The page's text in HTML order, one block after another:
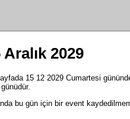
Aralık 2029
15 12 2029 Cumartesi
bu gün için bir event